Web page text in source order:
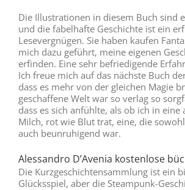
Die Illustrationen in diesem Buch sind
und die fabelhafte Geschichte ist ein
Lesevergnügen. Sie haben kaufen
mich dazu geführt, meine eigenen
erfinden. Eine sehr befriedigende
Ich freue mich auf das nächste Buch
dass es mehr von der gleichen Magie
geschaffene Welt war so verlag so
dass es sich anfühlte, als ob ich in eine
Milch, rot wie Blut trat, eine, die
auch beunruhigend war.
Alessandro D’Avenia kostenlose
Die Kurzgeschichtensammlung ist ein
Glücksspiel, aber die Steampunk-